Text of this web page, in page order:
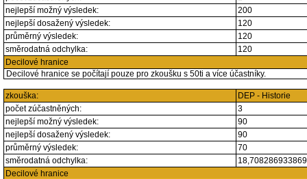
nejlepší možný výsledek:
200
nejlepší dosažený výsledek:
120
průměrný výsledek:
120
směrodatná odchylka:
120
Decilové hranice
Decilové hranice se počítají pouze pro zkoušku s 50ti a více účastníky.
zkouška:
DEP - Historie
počet zúčastněných:
3
nejlepší možný výsledek:
90
nejlepší dosažený výsledek:
90
průměrný výsledek:
70
směrodatná odchylka:
Decilové hranice